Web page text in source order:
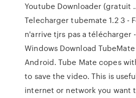
Youtube Downloader (gratuit
Telecharger tubemate 1.2 3 -
n'arrive tjrs pas a télécharger
Windows Download
Android. Tube Mate copes
to save the video. This is
internet or network you want